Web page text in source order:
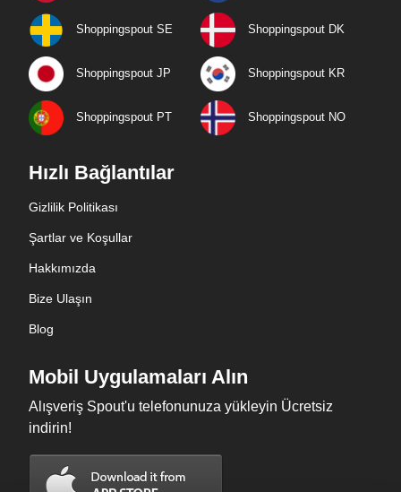
Shoppingspout SE Shoppingspout DK
Shoppingspout JP Shoppingspout KR
Shoppingspout PT Shoppingspout NO
Hızlı Bağlantılar
Gizlilik Politikası
Şartlar ve Koşullar
Hakkımızda
Bize Ulaşın
Blog
Mobil Uygulamaları Alın
Alışveriş Spout'u telefonunuza yükleyin Ücretsiz
indirin!